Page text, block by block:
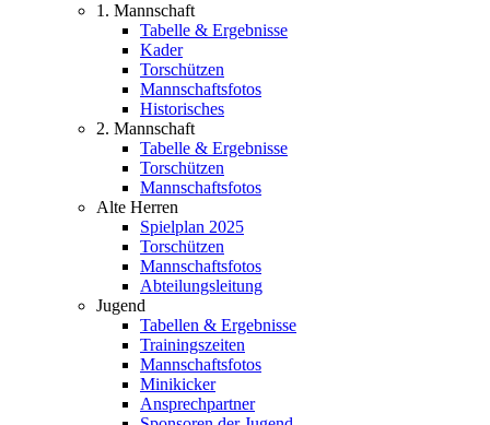
1. Mannschaft
Tabelle & Ergebnisse
Kader
Torschützen
Mannschaftsfotos
Historisches
2. Mannschaft
Tabelle & Ergebnisse
Torschützen
Mannschaftsfotos
Alte Herren
Spielplan 2025
Torschützen
Mannschaftsfotos
Abteilungsleitung
Jugend
Tabellen & Ergebnisse
Trainingszeiten
Mannschaftsfotos
Minikicker
Ansprechpartner